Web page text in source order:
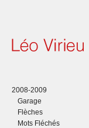
2008-2009
Garage
Flèches
Mots Fléchés